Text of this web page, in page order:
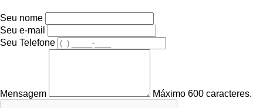
Seu nome
Seu e-mail
Seu Telefone
Mensagem Máximo 600 caracteres.